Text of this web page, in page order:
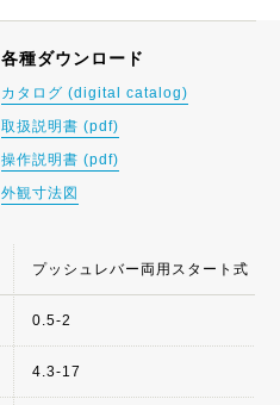
各種ダウンロード
カタログ (digital catalog)
取扱説明書 (pdf)
操作説明書 (pdf)
外観寸法図
プッシュレバー両用スタート式
0.5-2
4.3-17